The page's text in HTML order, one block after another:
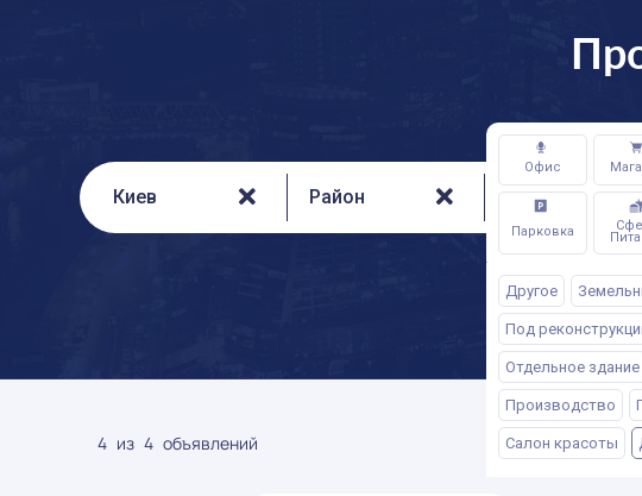
Киев Район
Офис
Парковка
Другое
Под
Отдельное здание
Производство
Салон красоты
4 из 4 объявлений